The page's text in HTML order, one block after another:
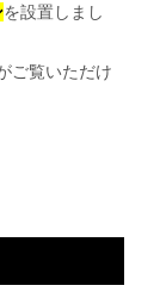
を設置しまし
ご覧いただけ